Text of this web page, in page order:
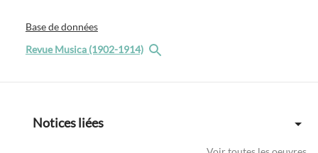
Base de données
Revue Musica (1902-1914)
Notices liées